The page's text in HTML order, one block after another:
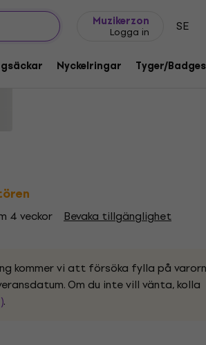
Muzikerzon
Logga in SE
Nyckelringar Tyger/Badges
Charcoal Grey 2XL Skjorta
1219363
4 veckor Bevaka tillgänglighet
kommer vi att försöka fylla på
Om du inte vill vänta, kolla
.